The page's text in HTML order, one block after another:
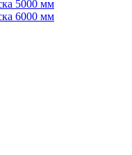
5000 мм
6000 мм